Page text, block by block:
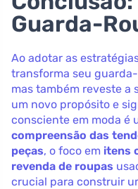
Guarda-
Ao adotar as
transforma seu
mas também reveste a
um novo propósito e
consciente em moda é
compreensão das
peças, o foco em itens
revenda de roupas
crucial para construir